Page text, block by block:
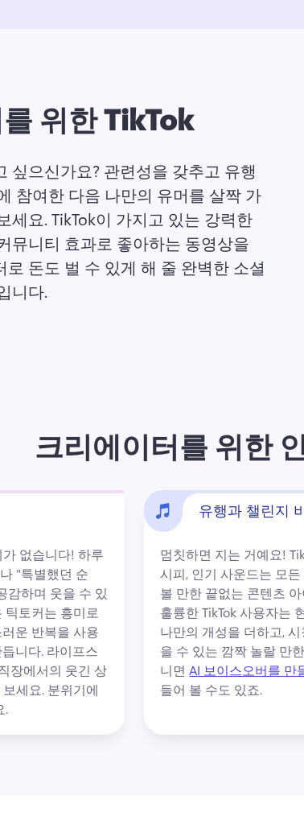
위한 TikTok
싶으신가요? 관련성을 갖추고 유행
참여한 다음 나만의 유머를 살짝 가
세요. TikTok이 가지고 있는 강력한
뮤니티 효과로 좋아하는 동영상을
돈도 벌 수 있게 해 줄 완벽한 소셜
니다.
크리에이터를 위한
가 없습니다! 하루
"특별했던 순
감하며 웃을 수 있
틱토커는 흥미로
운 반복을 사용
니다. 라이프스
장에서의 웃긴 상
세요. 분위기에
.
유행과 챌린지
멈칫하면 지는 거예요!
시피, 인기 사운드는 모
훌륭한 TikTok 사용자는
나만의 개성을 더하고,
을 수 있는 깜짝 놀랄 만
니면 AI 보이스오버를 만
들어 볼 수도 있죠.